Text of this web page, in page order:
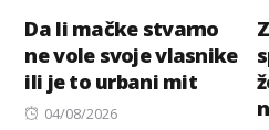
Da li mačke stvarno
ne vole svoje vlasnike
ili je to urbani mit
Posted
04/08/2026